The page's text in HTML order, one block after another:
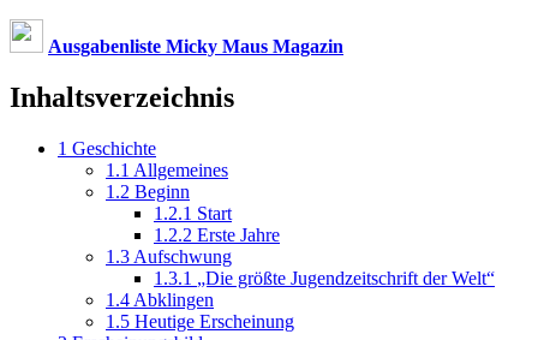
Ausgabenliste Micky Maus Magazin
Inhaltsverzeichnis
1 Geschichte
1.1 Allgemeines
1.2 Beginn
1.2.1 Start
1.2.2 Erste Jahre
1.3 Aufschwung
1.3.1 „Die größte Jugendzeitschrift der Welt“
1.4 Abklingen
1.5 Heutige Erscheinung